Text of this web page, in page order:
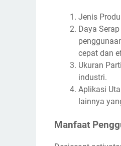
Jenis
Daya
cepat dan
Ukuran
industri.
Aplikasi
lainnya
Manfaat